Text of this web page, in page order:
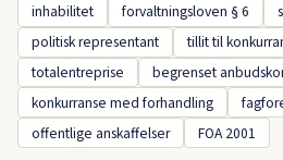
inhabilitet forvaltningsloven § 6
politisk representant
tillit til
totalentreprise
begrenset
konkurranse med forhandling
offentlige anskaffelser
FOA 2001